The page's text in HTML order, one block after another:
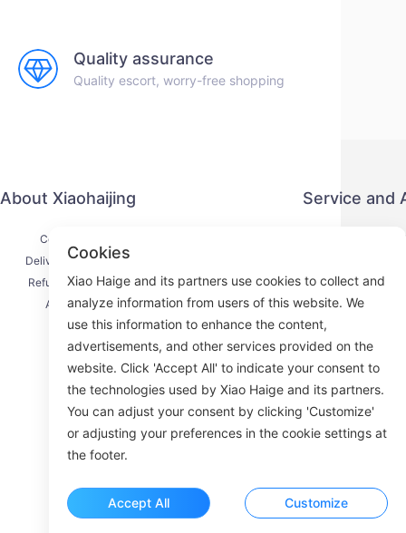
Quality assurance
Quality escort, worry-free shopping
About Xiaohaijing
Contact Us
Delivery Process
Refund Process
About Us
Service and
Service
ROOM
Cookies
Xiao Haige and its partners use cookies to collect and
analyze information from users of this website. We
use this information to enhance the content,
advertisements, and other services provided on the
website. Click 'Accept All' to indicate your consent to
the technologies used by Xiao Haige and its partners.
You can adjust your consent by clicking 'Customize'
or adjusting your preferences in the cookie settings at
the footer.
Accept All Customize